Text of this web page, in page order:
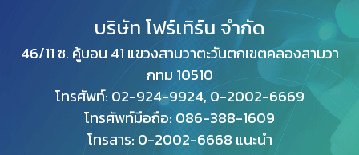
บริษัท โฟร์เทิร์น จำกัด
46/11 ซ. คู้บอน 41 แขวงสามวาตะวันตกเขตคลองสามวา
กทม 10510
โทรศัพท์: 02-924-9924, 0-2002-6669
โทรศัพท์มือถือ: 086-388-1609
โทรสาร: 0-2002-6668 แนะนำ